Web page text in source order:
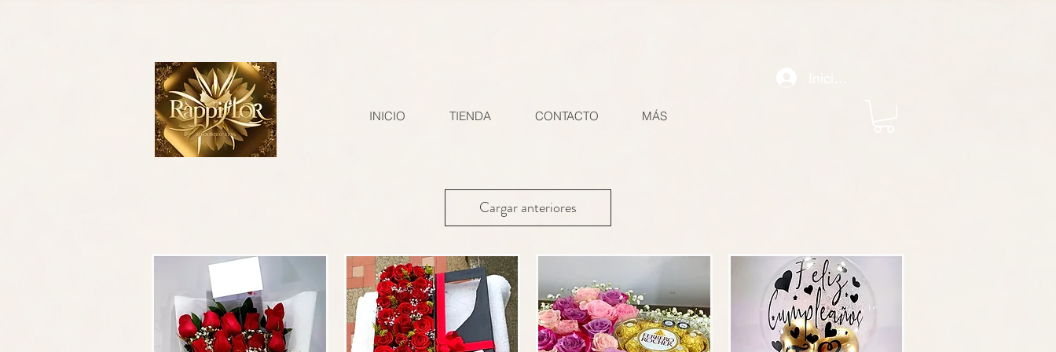
INICIO TIENDA CONTACTO MÁS
Cargar anteriores